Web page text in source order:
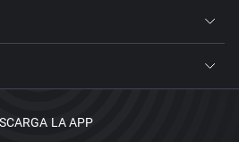
LA APP